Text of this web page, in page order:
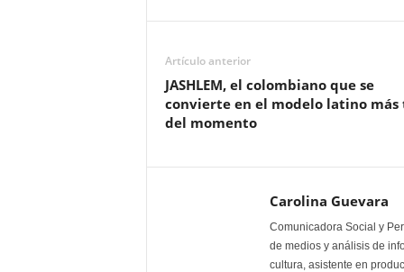
Artículo anterior
JASHLEM, el colombiano que se
convierte en el modelo latino más
del momento
Carolina Guevara
Comunicadora Social y
de medios y análisis de
cultura, asistente en